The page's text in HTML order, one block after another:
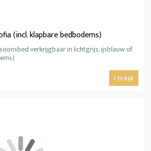
(incl. klapbare bedbodems)
verkrijgbaar in lichtgrijs, ijsblauw of
Bekijk